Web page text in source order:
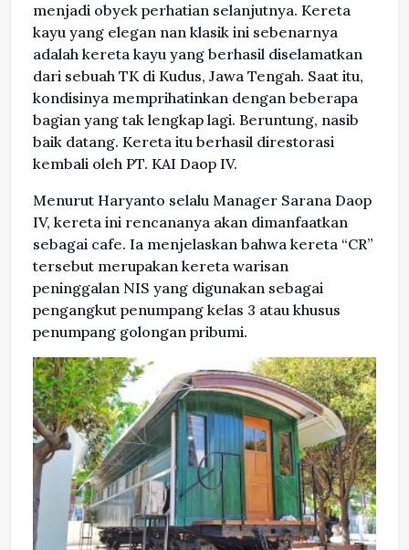
menjadi obyek perhatian selanjutnya. Kereta
kayu yang elegan nan klasik ini sebenarnya
adalah kereta kayu yang berhasil diselamatkan
dari sebuah TK di Kudus, Jawa Tengah. Saat itu,
kondisinya memprihatinkan dengan beberapa
bagian yang tak lengkap lagi. Beruntung, nasib
baik datang. Kereta itu berhasil direstorasi
kembali oleh PT. KAI Daop IV.
Menurut Haryanto selalu Manager Sarana Daop
IV, kereta ini rencananya akan dimanfaatkan
sebagai cafe. Ia menjelaskan bahwa kereta “CR”
tersebut merupakan kereta warisan
peninggalan NIS yang digunakan sebagai
pengangkut penumpang kelas 3 atau khusus
penumpang golongan pribumi.